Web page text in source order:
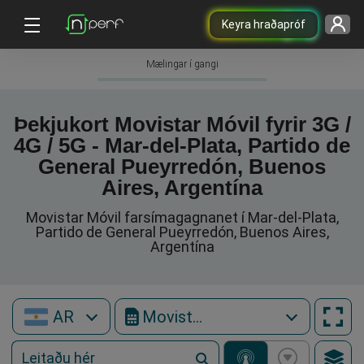
Keyra hraðapróf
Mælingar í gangi
Þekjukort Movistar Móvil fyrir 3G /
4G / 5G - Mar-del-Plata, Partido de
General Pueyrredón, Buenos
Aires, Argentína
Movistar Móvil farsímagagnanet í Mar-del-Plata,
Partido de General Pueyrredón, Buenos Aires,
Argentína
AR Movistar Móvil